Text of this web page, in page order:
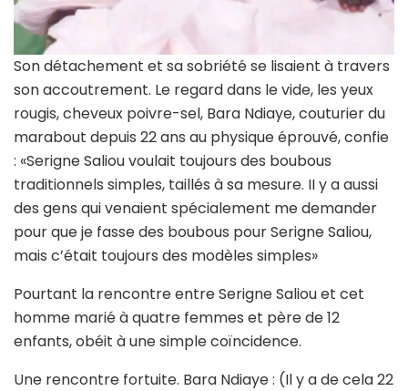
Son détachement et sa sobriété se lisaient à travers
son accoutrement. Le regard dans le vide, les yeux
rougis, cheveux poivre-sel, Bara Ndiaye, couturier du
marabout depuis 22 ans au physique éprouvé, confie
: «Serigne Saliou voulait toujours des boubous
traditionnels simples, taillés à sa mesure. II y a aussi
des gens qui venaient spécialement me demander
pour que je fasse des boubous pour Serigne Saliou,
mais c’était toujours des modèles simples»
Pourtant la rencontre entre Serigne Saliou et cet
homme marié à quatre femmes et père de 12
enfants, obéit à une simple coïncidence.
Une rencontre fortuite. Bara Ndiaye : (Il y a de cela 22